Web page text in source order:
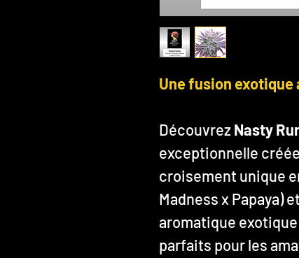
Une fusion
DécouvrezNasty
exceptionnelle
croisement unique
Madness x Papaya)
aromatique
parfaits pour les